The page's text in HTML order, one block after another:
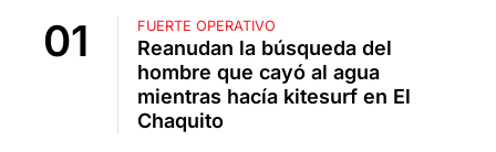
FUERTE OPERATIVO
Reanudan la búsqueda del
hombre que cayó al agua
mientras hacía kitesurf en El
Chaquito